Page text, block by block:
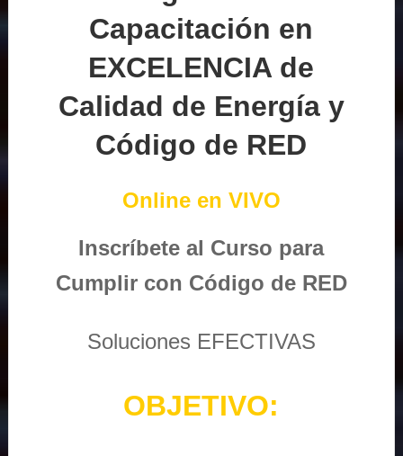
Capacitación en
EXCELENCIA de
Calidad de Energía y
Código de RED
Online en VIVO
Inscríbete al Curso para
Cumplir con Código de RED
Soluciones EFECTIVAS
OBJETIVO: